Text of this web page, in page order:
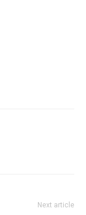
Next article